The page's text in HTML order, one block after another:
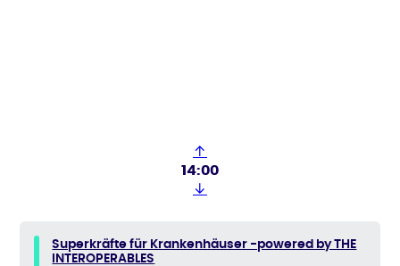
↑
14:00
↓
Superkräfte für Krankenhäuser -powered by THE
INTEROPERABLES